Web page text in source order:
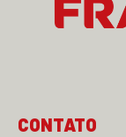
CONTATO